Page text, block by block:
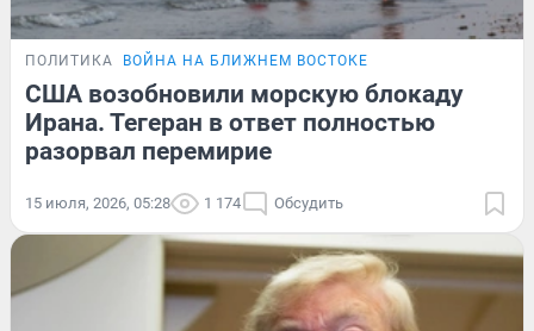
ПОЛИТИКА ВОЙНА НА БЛИЖНЕМ ВОСТОКЕ
США возобновили морскую блокаду
Ирана. Тегеран в ответ полностью
разорвал перемирие
15 июля, 2026, 05:28 1 174 Обсудить